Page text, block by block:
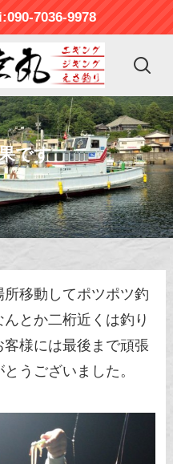
7036-9978
です
移動してポツポツ釣
とか二桁近くは釣り
客様には最後まで頑張
うございました。